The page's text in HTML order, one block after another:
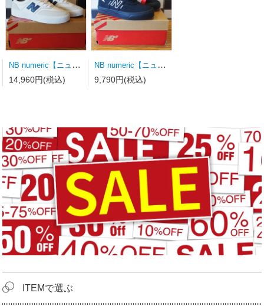
NB numeric【ニューバランス】スケートシューズ UN340WVS
14,960円(税込)
NB numeric【ニューバランス】スケートシューズ Y306BSD キッズ
9,790円(税込)
ITEMで選ぶ